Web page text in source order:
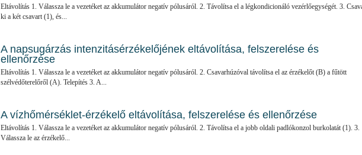
Eltávolítás 1. Válassza le a vezetéket az akkumulátor negatív pólusáról. 2. Távolítsa el a légkondicionáló vezérlőegységét. 3.
ki a két csavart (1), és...
A napsugárzás intenzitásérzékelőjének eltávolítása, felszerelése és
ellenőrzése
Eltávolítás 1. Válassza le a vezetéket az akkumulátor negatív pólusáról. 2. Csavarhúzóval távolítsa el az érzékelőt (B) a fűtött
szélvédőterelőről (A). Telepítés 3. A...
A vízhőmérséklet-érzékelő eltávolítása, felszerelése és ellenőrzése
Eltávolítás 1. Válassza le a vezetéket az akkumulátor negatív pólusáról. 2. Távolítsa el a jobb oldali padlókonzol burkolatát (1). 3.
Válassza le az érzékelő...